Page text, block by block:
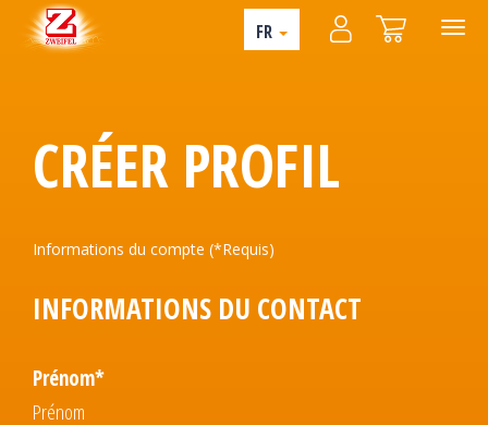
FR
CRÉER PROFIL
Informations du compte (*Requis)
INFORMATIONS DU CONTACT
Prénom*